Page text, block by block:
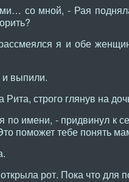
со мной, - Рая
я и обе
выпили.
строго глянув на
имени, - придвинул к
поможет тебе понять
рот. Пока что для